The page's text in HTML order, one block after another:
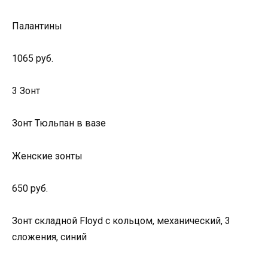
Палантины
1065 руб.
3 Зонт
Зонт Тюльпан в вазе
Женские зонты
650 руб.
Зонт складной Floyd с кольцом, механический, 3
сложения, синий